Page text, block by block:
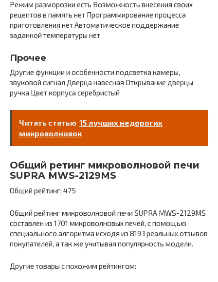
Режим разморозки есть Возможность внесения своих
рецептов в память нет Программирование процесса
приготовления нет Автоматическое поддержание
заданной температуры нет
Прочее
Другие функции и особенности подсветка камеры,
звуковой сигнал Дверца навесная Открывание дверцы
ручка Цвет корпуса серебристый
Читать статью 15 лучших недорогих
микроволновок
Общий ретинг микроволновой печи
SUPRA MWS-2129MS
Общий рейтинг: 475
Общий рейтинг микроволновой печи SUPRA MWS-2129MS
составлен из 1701 микроволновых печей, с помощью
специального алгоритма исходя из 8193 реальных отзывов
покупателей, а так же учитывая популярность модели.
Другие товары с похожим рейтингом: